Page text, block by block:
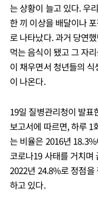
는 상황이 늘고 있다. 우
한 끼 이상을 배달이나
로 나타났다. 과거 당연
먹는 음식이 됐고 그 자
이 채우면서 청년들의
이 나온다.
19일 질병관리청이 발표
보고서에 따르면, 하루 1
는 비율은 2016년
코로나19 사태를 거치며
2022년 24.8%로 정점을
하고 있다.